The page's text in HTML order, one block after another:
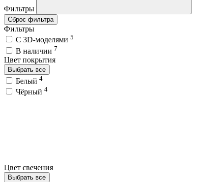
Фильтры
Сброс фильтра
Фильтры
C 3D-моделями 5
В наличии 7
Цвет покрытия
Выбрать все
Белый 4
Чёрный 4
Цвет свечения
Выбрать все